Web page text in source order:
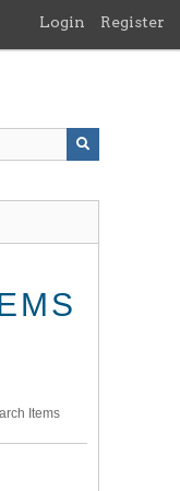
Login Register
Items